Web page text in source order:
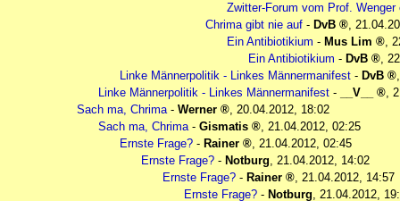
Zwitter-Forum vom Prof. Wenger
Chrima gibt nie auf - DvB ,
Ein Antibiotikium - Mus Lim ,
Ein Antibiotikium - DvB ,
Linke Männerpolitik - Linkes Männermanifest - DvB
Linke Männerpolitik - Linkes Männermanifest - __V__ ,
Sach ma, Chrima- Werner , 20.04.2012, 18:02
Sach ma, Chrima- Gismatis , 21.04.2012, 02:25
Ernste Frage? - Rainer , 21.04.2012, 02:45
Ernste Frage? - Notburg, 21.04.2012, 14:02
Ernste Frage? - Rainer , 21.04.2012, 14:57
Ernste Frage? - Notburg, 21.04.2012,